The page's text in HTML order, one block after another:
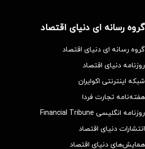
گروه رسانه ای دنیای اقتصاد
گروه رسانه ای دنیای اقتصاد
روزنامه دنیای اقتصاد
شبکه اینترنتی اکوایران
هفته‌نامه تجارت فردا
روزنامه انگلیسی Financial Tribune
انتشارات دنیای اقتصاد
همایش‌های دنیای اقتصاد